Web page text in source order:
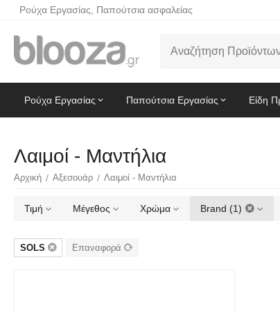
Ρούχα Εργασίας, Παπούτσια ασφαλείας
Ρούχα Εργασίας Παπούτσια Εργασίας Είδη
Λαιμοί - Μαντήλια
Αρχική / Αξεσουάρ / Λαιμοί - Μαντήλια
Τιμή Μέγεθος Χρώμα Brand (1)
SOLS Επαναφορά